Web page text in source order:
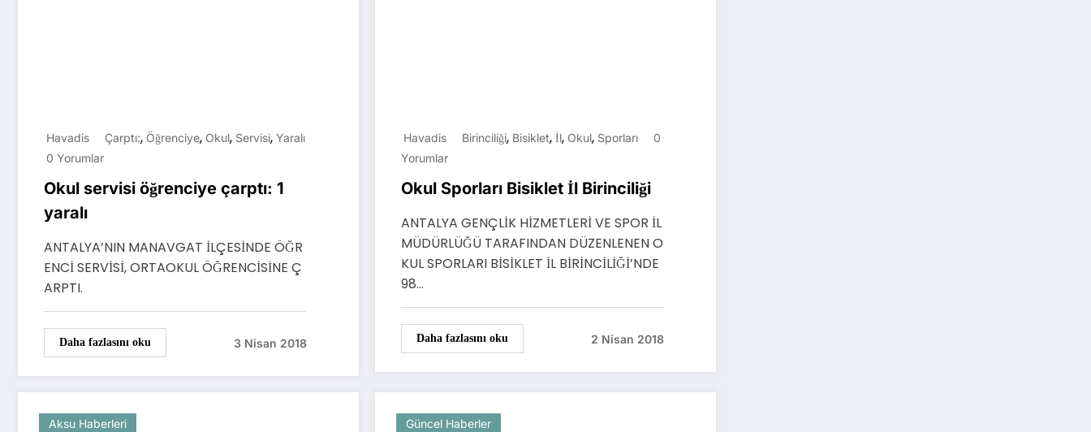
Havadis Çarptı:, Öğrenciye, Okul, Servisi, Yaralı
0 Yorumlar
Okul servisi öğrenciye çarptı: 1
yaralı
ANTALYA’NIN MANAVGAT İLÇESİNDE ÖĞR
ENCİ SERVİSİ, ORTAOKUL ÖĞRENCİSİNE Ç
ARPTI.
Daha fazlasını oku 3 Nisan 2018
Havadis Birinciliği, Bisiklet, İl, Okul, Sporları
0
Yorumlar
Okul Sporları Bisiklet İl Birinciliği
ANTALYA GENÇLİK HİZMETLERİ VE SPOR İL
MÜDÜRLÜĞÜ TARAFINDAN DÜZENLENEN O
KUL SPORLARI BİSİKLET İL BİRİNCİLİĞİ’NDE
98…
Daha fazlasını oku 2 Nisan 2018
Aksu Haberleri Güncel Haberler